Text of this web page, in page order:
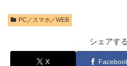
PC／スマホ／WEB
シェアする
X